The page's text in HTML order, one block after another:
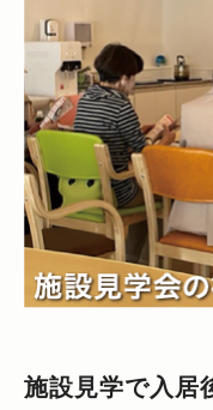
施設見学で入居